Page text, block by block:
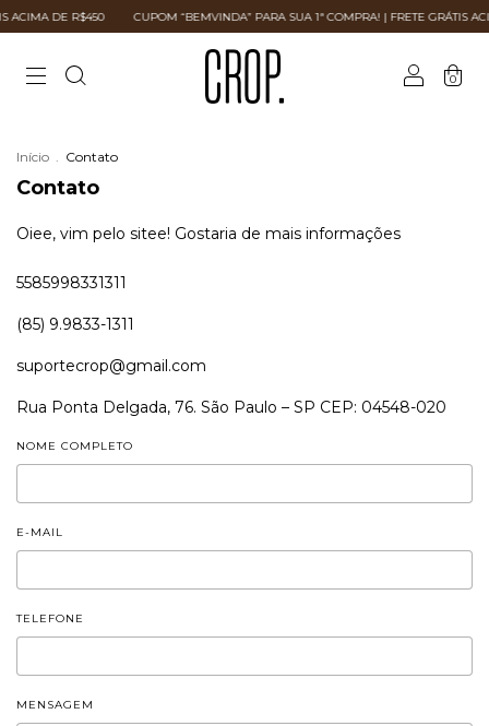
ACIMA DE R$450 CUPOM “BEMVINDA” PARA SUA 1ª COMPRA! | FRETE GRÁTIS
0
Início . Contato
Contato
Oiee, vim pelo sitee! Gostaria de mais informações
5585998331311
(85) 9.9833-1311
suportecrop@gmail.com
Rua Ponta Delgada, 76. São Paulo – SP CEP: 04548-020
NOME COMPLETO
E-MAIL
TELEFONE
MENSAGEM